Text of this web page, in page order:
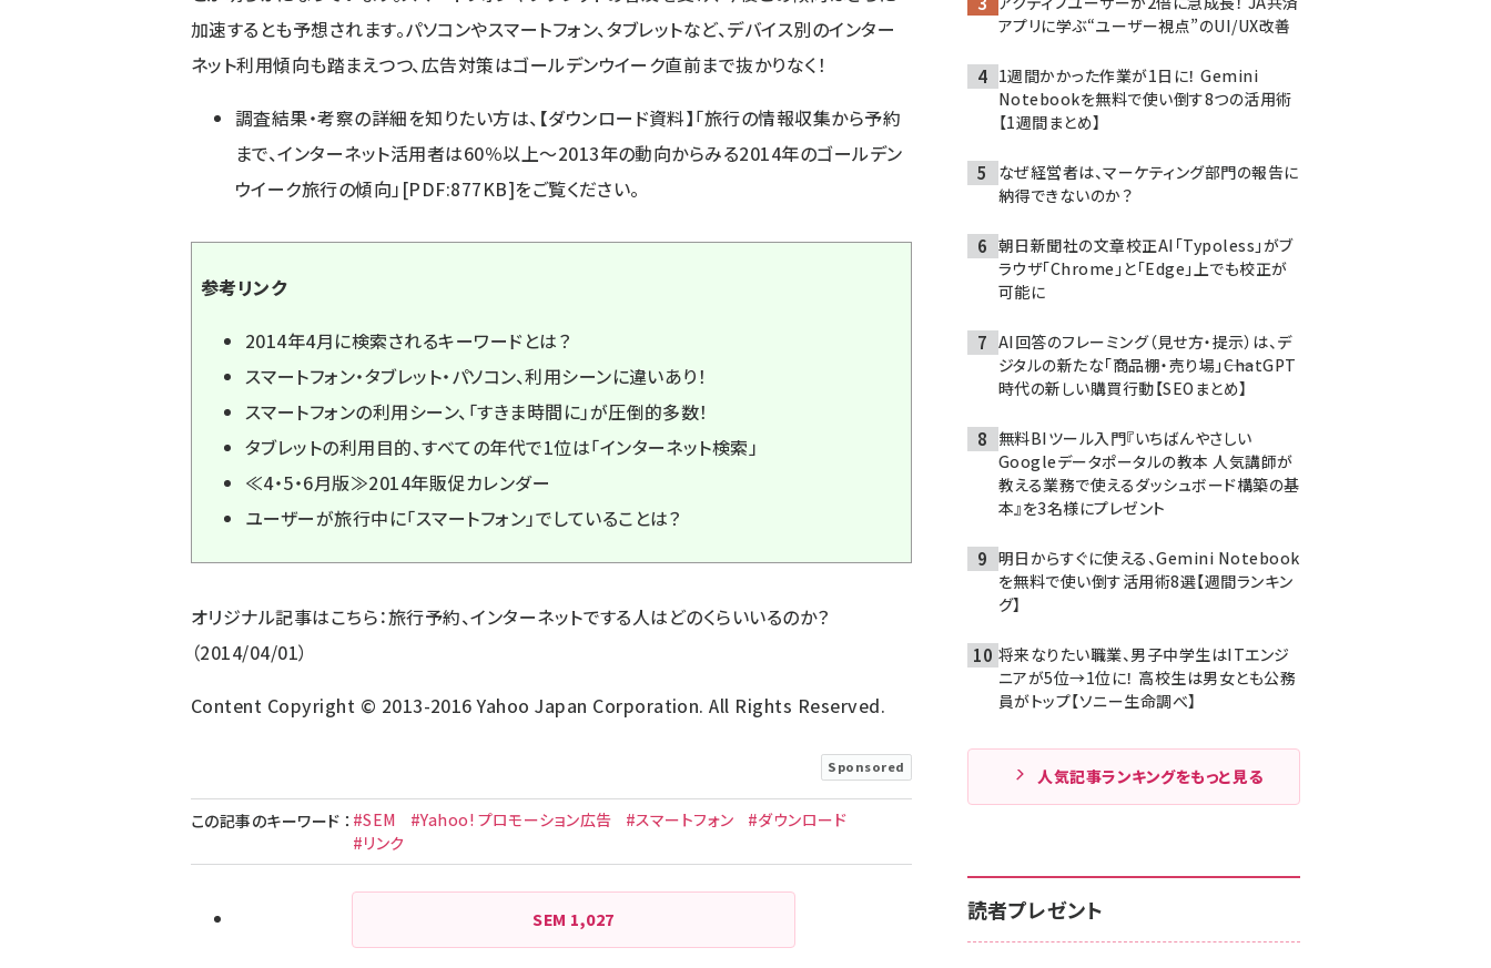
加速するとも予想されます。パソコンやスマートフォン、タブレットなど、デバイス別のインター
ネット利用傾向も踏まえつつ、広告対策はゴールデンウイーク直前まで抜かりなく！
調査結果・考察の詳細を知りたい方は、【ダウンロード資料】「旅行の情報収集から予約
まで、インターネット活用者は60％以上～2013年の動向からみる2014年のゴールデン
ウイーク旅行の傾向」 [PDF:877KB]をご覧ください。
参考リンク
2014年4月に検索されるキーワードとは？
スマートフォン・タブレット・パソコン、利用シーンに違いあり！
スマートフォンの利用シーン、「すきま時間に」が圧倒的多数！
タブレットの利用目的、すべての年代で1位は「インターネット検索」
≪4・5・6月版≫2014年販促カレンダー
ユーザーが旅行中に「スマートフォン」でしていることは？
オリジナル記事はこちら：旅行予約、インターネットでする人はどのくらいいるのか？
（2014/04/01）
Content Copyright © 2013-2016 Yahoo Japan Corporation. All Rights Reserved.
Sponsored
この記事のキーワード ： #SEM #Yahoo! プロモーション広告 #スマートフォン
#ダウンロード
#リンク
SEM 1,027
アプリに学ぶ“ユーザー視点”のUI/UX改善
1週間かかった作業が1日に！ Gemini
Notebookを無料で使い倒す8つの活用術
【1週間まとめ】
なぜ経営者は、マーケティング部門の報告に
納得できないのか？
朝日新聞社の文章校正AI「Typoless」がブ
ラウザ「Chrome」と「Edge」上でも校正が
可能に
AI回答のフレーミング（見せ方・提示）は、デ
ジタルの新たな「商品棚・売り場」――ChatGPT
時代の新しい購買行動【SEOまとめ】
無料BIツール入門『いちばんやさしい
Googleデータポータルの教本 人気講師が
教える業務で使えるダッシュボード構築の基
本』を3名様にプレゼント
明日からすぐに使える、Gemini Notebook
を無料で使い倒す活用術8選【週間ランキン
グ】
将来なりたい職業、男子中学生はITエンジ
ニアが5位→1位に！ 高校生は男女とも公務
員がトップ【ソニー生命調べ】
人気記事ランキングをもっと見る
読者プレゼント